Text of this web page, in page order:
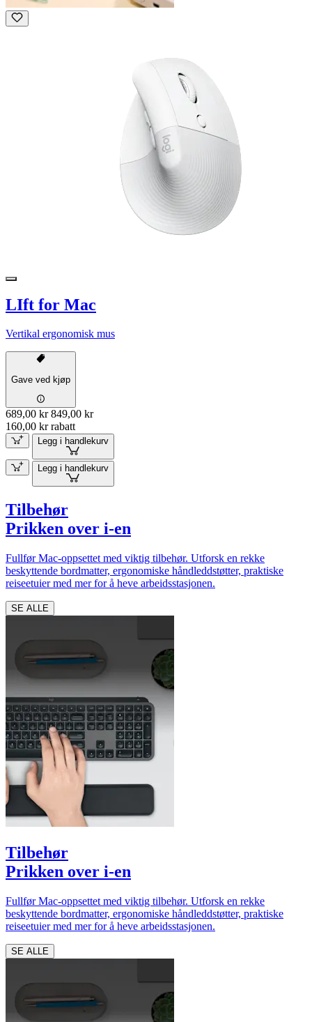
LIft for Mac
Vertikal ergonomisk mus
Gave ved kjøp
689,00 kr 849,00 kr
160,00 kr rabatt
Legg i handlekurv
Legg i handlekurv
Tilbehør
Prikken over i-en
Fullfør Mac-oppsettet med viktig tilbehør. Utforsk en rekke
beskyttende bordmatter, ergonomiske håndleddstøtter, praktiske
reiseetuier med mer for å heve arbeidsstasjonen.
SE ALLE
Tilbehør
Prikken over i-en
Fullfør Mac-oppsettet med viktig tilbehør. Utforsk en rekke
beskyttende bordmatter, ergonomiske håndleddstøtter, praktiske
reiseetuier med mer for å heve arbeidsstasjonen.
SE ALLE